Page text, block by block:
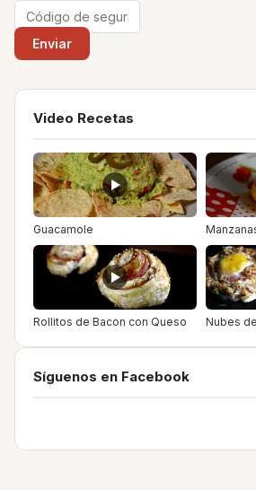
Video Recetas
Guacamole
Rollitos de Bacon con Queso Nubes
Síguenos en Facebook